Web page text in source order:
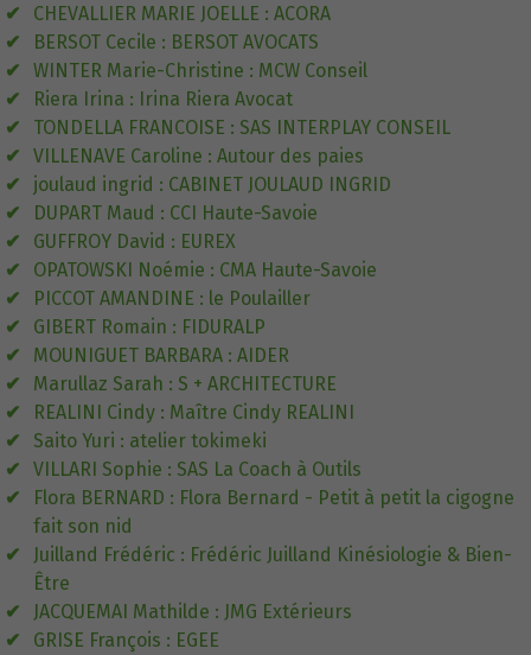
CHEVALLIER MARIE JOELLE : ACORA
BERSOT Cecile : BERSOT AVOCATS
WINTER Marie-Christine : MCW Conseil
Riera Irina : Irina Riera Avocat
TONDELLA FRANCOISE : SAS INTERPLAY CONSEIL
VILLENAVE Caroline : Autour des paies
joulaud ingrid : CABINET JOULAUD INGRID
DUPART Maud : CCI Haute-Savoie
GUFFROY David : EUREX
OPATOWSKI Noémie : CMA Haute-Savoie
PICCOT AMANDINE : le Poulailler
GIBERT Romain : FIDURALP
MOUNIGUET BARBARA : AIDER
Marullaz Sarah : S + ARCHITECTURE
REALINI Cindy : Maître Cindy REALINI
Saito Yuri : atelier tokimeki
VILLARI Sophie : SAS La Coach à Outils
Flora BERNARD : Flora Bernard - Petit à petit la cigogne
fait son nid
Juilland Frédéric : Frédéric Juilland Kinésiologie & Bien-
Être
JACQUEMAI Mathilde : JMG Extérieurs
GRISE François : EGEE